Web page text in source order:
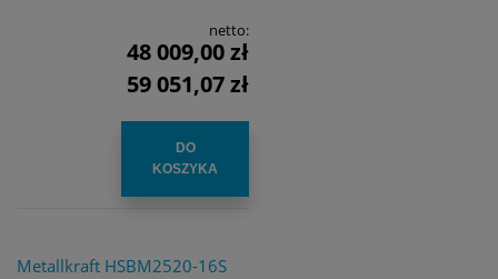
netto:
48 009,00 zł
59 051,07 zł
DO
KOSZYKA
Metallkraft HSBM2520-16S